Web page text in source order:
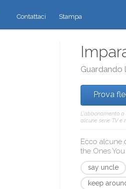
Contattaci Stampa
Guardando
Prova
L'abbonamento a
alcune serie TV è
Ecco alcune
the Ones
say uncle
keep